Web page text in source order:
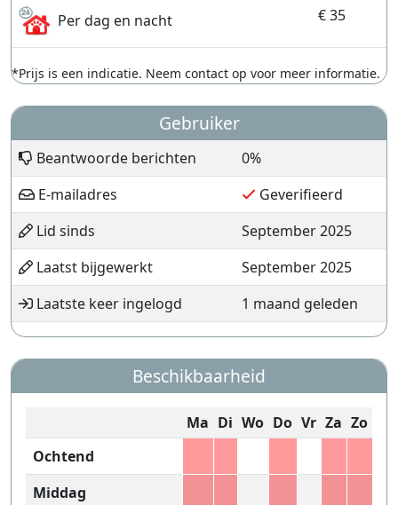
Per dag en nacht € 35
*Prijs is een indicatie. Neem contact op voor meer informatie.
Gebruiker
Beantwoorde berichten
0%
E-mailadres
Geverifieerd
Lid sinds
September 2025
Laatst bijgewerkt
September 2025
Laatste keer ingelogd
1 maand geleden
Beschikbaarheid
Ma Di Wo Do Vr Za Zo
Ochtend
Middag